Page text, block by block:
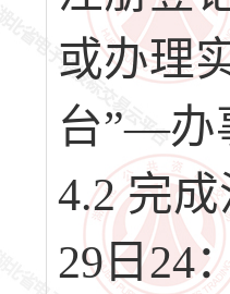
或办理
台”—办
4.2 完
29日24